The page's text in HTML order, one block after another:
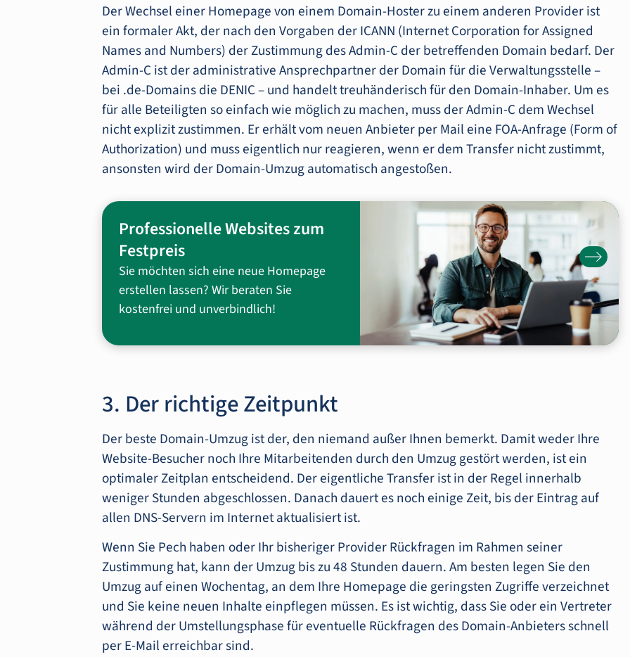
Der Wechsel einer Homepage von einem Domain-Hoster zu einem anderen Provider ist
ein formaler Akt, der nach den Vorgaben der ICANN (Internet Corporation for Assigned
Names and Numbers) der Zustimmung des Admin-C der betreffenden Domain bedarf. Der
Admin-C ist der administrative Ansprechpartner der Domain für die Verwaltungsstelle –
bei .de-Domains die DENIC – und handelt treuhänderisch für den Domain-Inhaber. Um es
für alle Beteiligten so einfach wie möglich zu machen, muss der Admin-C dem Wechsel
nicht explizit zustimmen. Er erhält vom neuen Anbieter per Mail eine FOA-Anfrage (Form of
Authorization) und muss eigentlich nur reagieren, wenn er dem Transfer nicht zustimmt,
ansonsten wird der Domain-Umzug automatisch angestoßen.
Professionelle Websites zum
Festpreis
Sie möchten sich eine neue Homepage
erstellen lassen? Wir beraten Sie
kostenfrei und unverbindlich!
3. Der richtige Zeitpunkt
Der beste Domain-Umzug ist der, den niemand außer Ihnen bemerkt. Damit weder Ihre
Website-Besucher noch Ihre Mitarbeitenden durch den Umzug gestört werden, ist ein
optimaler Zeitplan entscheidend. Der eigentliche Transfer ist in der Regel innerhalb
weniger Stunden abgeschlossen. Danach dauert es noch einige Zeit, bis der Eintrag auf
allen DNS-Servern im Internet aktualisiert ist.
Wenn Sie Pech haben oder Ihr bisheriger Provider Rückfragen im Rahmen seiner
Zustimmung hat, kann der Umzug bis zu 48 Stunden dauern. Am besten legen Sie den
Umzug auf einen Wochentag, an dem Ihre Homepage die geringsten Zugriffe verzeichnet
und Sie keine neuen Inhalte einpflegen müssen. Es ist wichtig, dass Sie oder ein Vertreter
während der Umstellungsphase für eventuelle Rückfragen des Domain-Anbieters schnell
per E-Mail erreichbar sind.